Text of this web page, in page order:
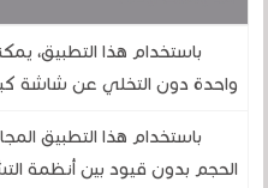
باستخدام هذا التطبيق،
واحدة دون التخلي عن شاشة
باستخدام هذا التطبيق